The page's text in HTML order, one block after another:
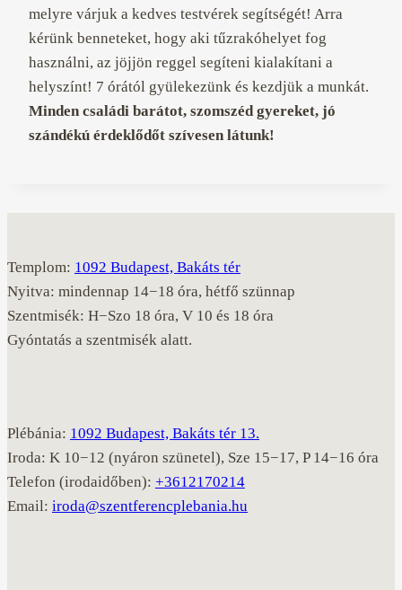
melyre várjuk a kedves testvérek segítségét! Arra
kérünk benneteket, hogy aki tűzrakóhelyet fog
használni, az jöjjön reggel segíteni kialakítani a
helyszínt! 7 órától gyülekezünk és kezdjük a munkát.
Minden családi barátot, szomszéd gyereket, jó
szándékú érdeklődőt szívesen látunk!
Templom: 1092 Budapest, Bakáts tér
Nyitva: mindennap 14−18 óra, hétfő szünnap
Szentmisék: H−Szo 18 óra, V 10 és 18 óra
Gyóntatás a szentmisék alatt.
Plébánia: 1092 Budapest, Bakáts tér 13.
Iroda: K 10−12 (nyáron szünetel), Sze 15−17, P 14−16 óra
Telefon (irodaidőben): +3612170214
Email: iroda@szentferencplebania.hu